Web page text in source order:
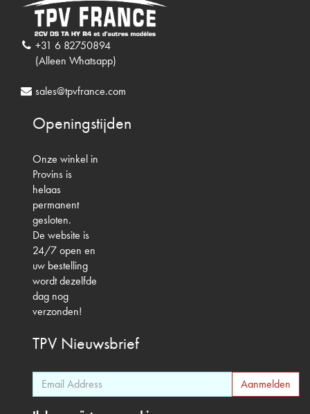
+31 6 82750894
(Alleen Whatsapp)
sales@tpvfrance.com
Openingstijden
Onze winkel in
Provins is
helaas
permanent
gesloten.
De website is
24/7 open en
uw bestelling
wordt dezelfde
dag nog
verzonden!
TPV Nieuwsbrief